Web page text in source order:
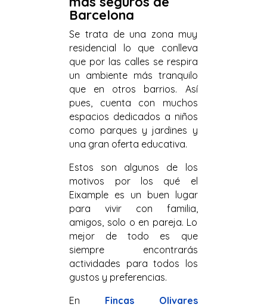
Barcelona
Se trata de una zona muy
residencial lo que conlleva
que por las calles se respira
un ambiente más tranquilo
que en otros barrios. Así
pues, cuenta con muchos
espacios dedicados a niños
como parques y jardines y
una gran oferta educativa.
Estos son algunos de los
motivos por los qué el
Eixample es un buen lugar
para vivir con familia,
amigos, solo o en pareja. Lo
mejor de todo es que
siempre encontrarás
actividades para todos los
gustos y preferencias.
En Fincas Olivares